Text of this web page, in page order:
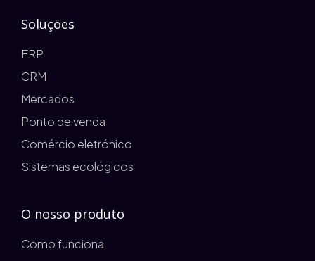
Soluções
ERP
CRM
Mercados
Ponto de venda
Comércio eletrónico
Sistemas ecológicos
O nosso produto
Como funciona